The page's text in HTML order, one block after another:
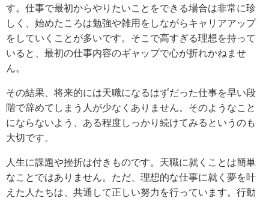
す。仕事で最初からやりたいことをできる場合は非常に珍
しく、始めたころは勉強や雑用をしながらキャリアアップ
をしていくことが多いです。そこで高すぎる理想を持って
いると、最初の仕事内容のギャップで心が折れかねませ
ん。
その結果、将来的には天職になるはずだった仕事を早い段
階で辞めてしまう人が少なくありません。そのようなこと
にならないよう、ある程度しっかり続けてみるというのも
大切です。
人生に課題や挫折は付きものです。天職に就くことは簡単
なことではありません。ただ、理想的な仕事に就く夢を叶
えた人たちは、共通して正しい努力を行っています。行動